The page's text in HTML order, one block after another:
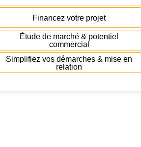
Financez votre projet
Étude de marché & potentiel
commercial
Simplifiez vos démarches & mise en
relation